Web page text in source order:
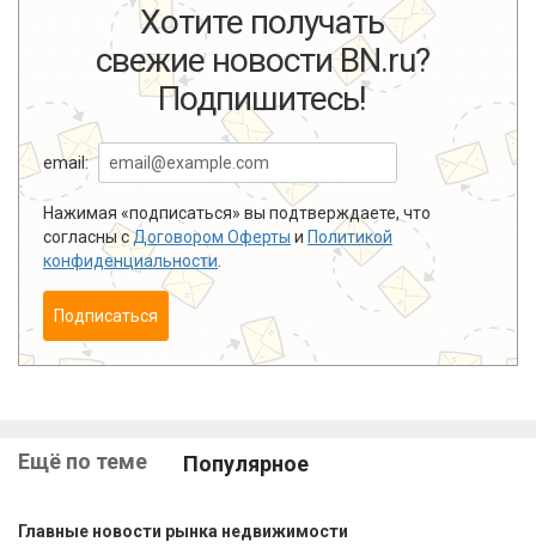
Хотите получать
свежие новости BN.ru?
Подпишитесь!
email:
Нажимая «подписаться» вы подтверждаете, что
согласны сДоговором Оферты и Политикой
конфиденциальности
Подписаться
Ещё по теме Популярное
Главные новости рынка недвижимости